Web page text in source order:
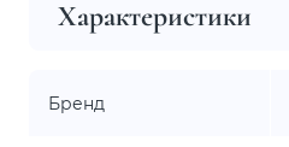
Характеристики
Бренд